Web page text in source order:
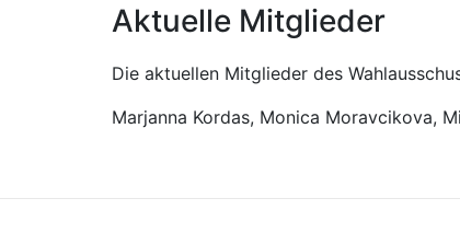
Aktuelle Mitglieder
Die aktuellen Mitglieder des
Marjanna Kordas, Monica Moravcikova,